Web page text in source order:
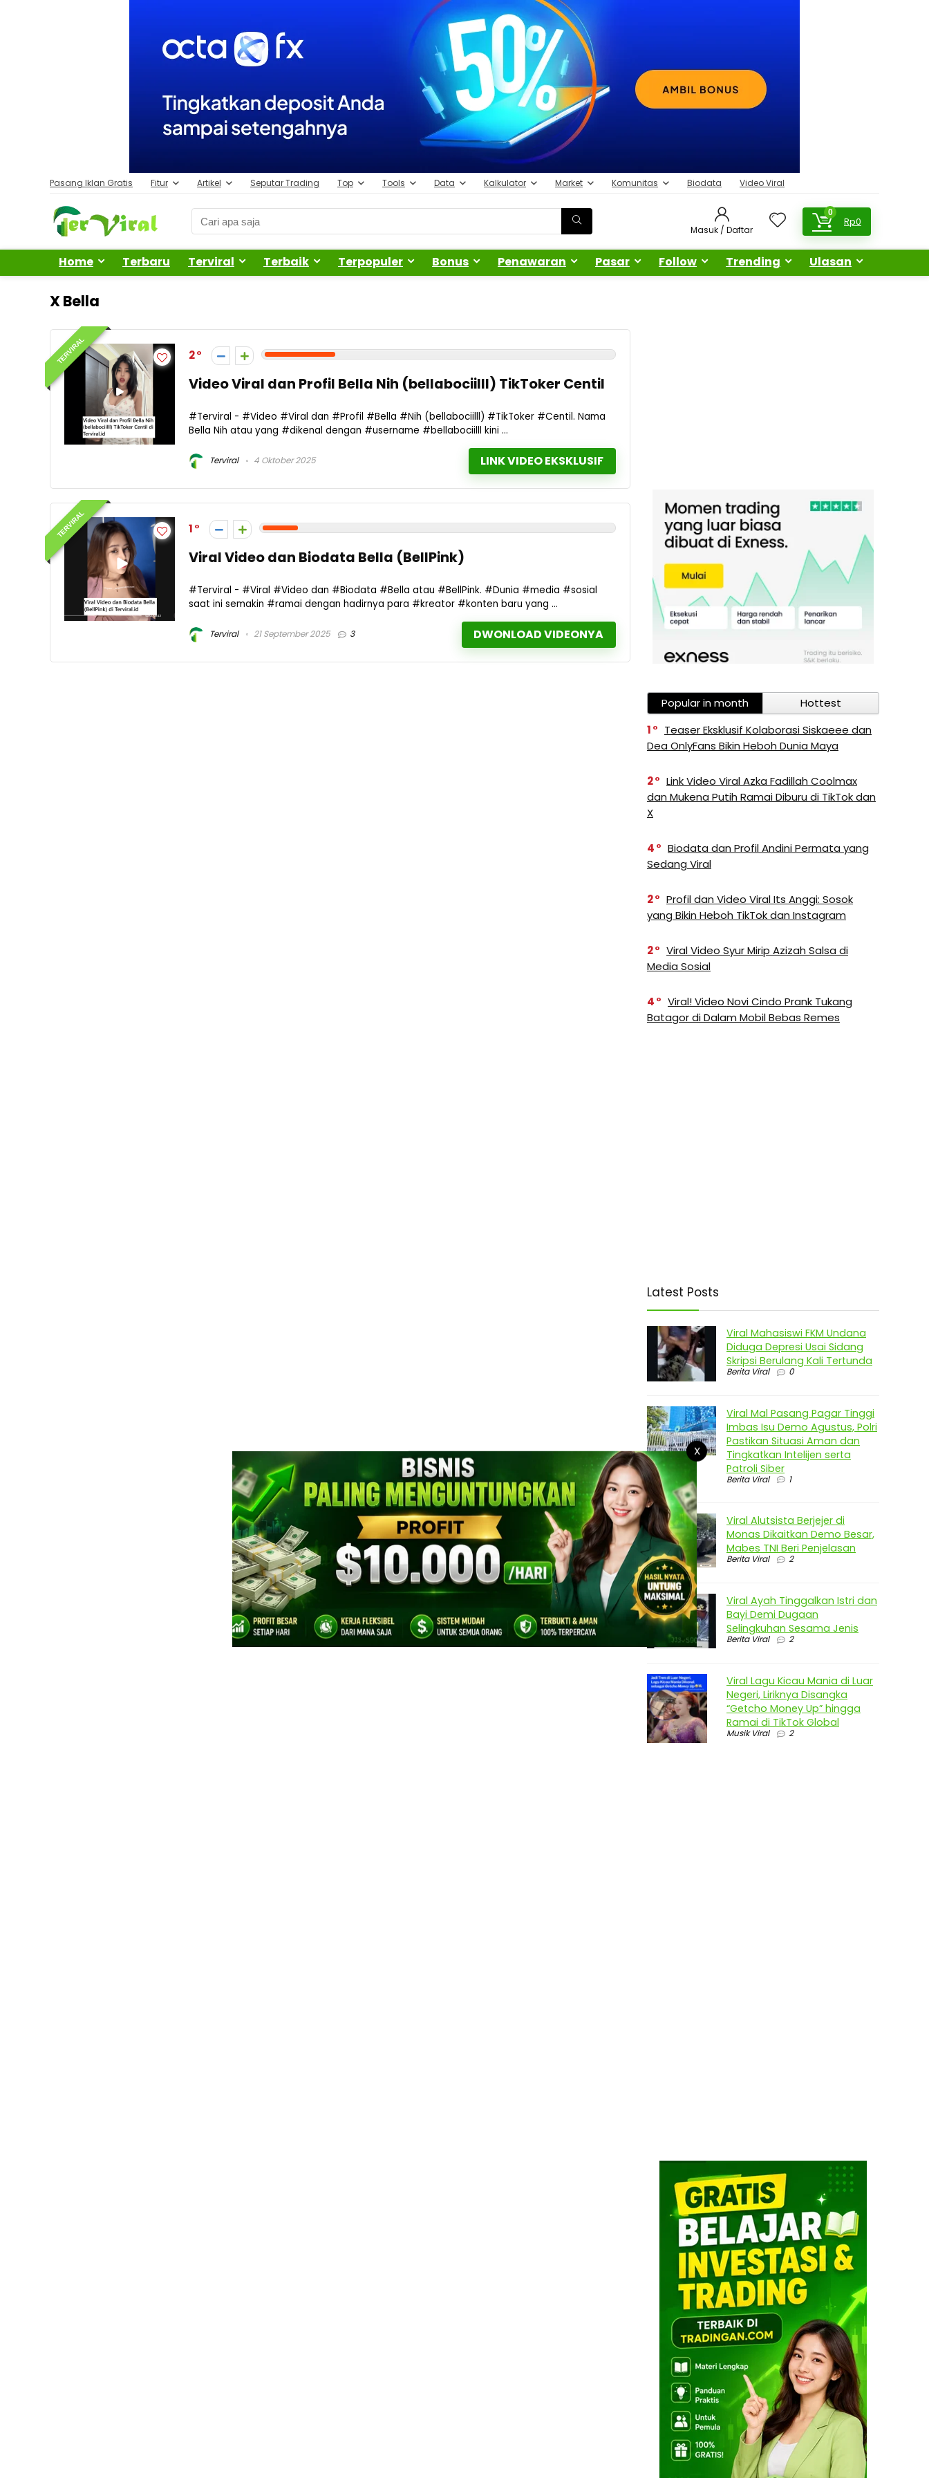
Pasang Iklan Gratis Fitur Artikel Seputar Trading Top Tools Data Kalkulator Market Komunitas Biodata Video Viral
Masuk / Daftar
0
Rp0
Home Terbaru Terviral Terbaik Terpopuler Bonus Penawaran Pasar Follow Trending Ulasan
X Bella
TERVIRAL 2
Video Viral dan Profil Bella Nih (bellabociilll) TikToker Centil
#Terviral - #Video #Viral dan #Profil #Bella #Nih (bellabociilll) #TikToker #Centil. Nama
Bella Nih atau yang #dikenal dengan #username #bellabociilll kini ...
Terviral 4 Oktober 2025 LINK VIDEO EKSKLUSIF
TERVIRAL 1
Viral Video dan Biodata Bella (BellPink)
#Terviral - #Viral #Video dan #Biodata #Bella atau #BellPink. #Dunia #media #sosial
saat ini semakin #ramai dengan hadirnya para #kreator #konten baru yang ...
Terviral 21 September 2025 3 DWONLOAD VIDEONYA
Popular in month
Hottest
1
Teaser Eksklusif Kolaborasi Siskaeee dan
Dea OnlyFans Bikin Heboh Dunia Maya
2
Link Video Viral Azka Fadillah Coolmax
dan Mukena Putih Ramai Diburu di TikTok dan
X
4
Biodata dan Profil Andini Permata yang
Sedang Viral
2
Profil dan Video Viral Its Anggi: Sosok
yang Bikin Heboh TikTok dan Instagram
2
Viral Video Syur Mirip Azizah Salsa di
Media Sosial
4
Viral! Video Novi Cindo Prank Tukang
Batagor di Dalam Mobil Bebas Remes
Latest Posts
Viral Mahasiswi FKM Undana
Diduga Depresi Usai Sidang
Skripsi Berulang Kali Tertunda
Berita Viral 0
Viral Mal Pasang Pagar Tinggi
Imbas Isu Demo Agustus, Polri
Pastikan Situasi Aman dan
Tingkatkan Intelijen serta
Patroli Siber
Berita Viral 1
Viral Alutsista Berjejer di
Monas Dikaitkan Demo Besar,
Mabes TNI Beri Penjelasan
Berita Viral 2
Viral Ayah Tinggalkan Istri dan
Bayi Demi Dugaan
Selingkuhan Sesama Jenis
Berita Viral 2
Viral Lagu Kicau Mania di Luar
Negeri, Liriknya Disangka
“Getcho Money Up” hingga
Ramai di TikTok Global
Musik Viral 2
X